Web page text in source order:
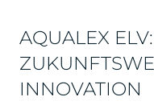
AQUALEX
INNOVATION